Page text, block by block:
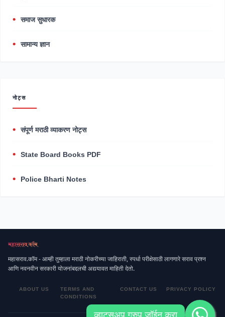
समाज सुधारक
सामान्य ज्ञान
नोट्स
संपूर्ण मराठी व्याकरण नोट्स
State Board Books PDF
Police Bharti Notes
महासराव.कॉम - आम्ही तुम्हाला मराठी नोकरीच्या जाहिराती, स्पर्धा परीक्षेसाठी लागणारे सराव प्रश्न
आणि नवनवीन सरकारी योजनांबद्दलची अद्ययावत माहिती देतो.
ABOUT US
TERMS AND
CONDITIONS
CONTACT US PRIVACY POLICY
व्हाट्सअप ग्रुप जॉईन करा